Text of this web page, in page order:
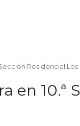
Residencial
en 10.ª